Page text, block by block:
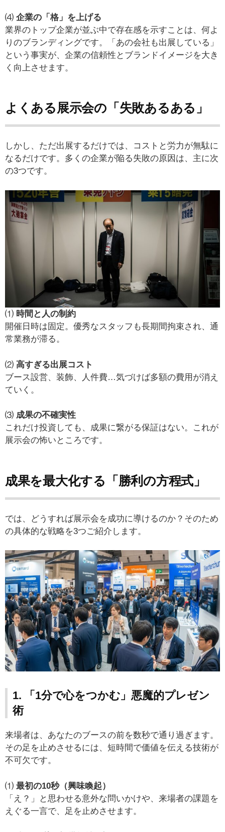
⑷ 企業の「格」を上げる
業界のトップ企業が並ぶ中で存在感を示すことは、何よ
りのブランディングです。「あの会社も出展している」
という事実が、企業の信頼性とブランドイメージを大き
く向上させます。
よくある展示会の「失敗あるある」
しかし、ただ出展するだけでは、コストと労力が無駄に
なるだけです。多くの企業が陥る失敗の原因は、主に次
の3つです。
⑴ 時間と人の制約
開催日時は固定。優秀なスタッフも長期間拘束され、通
常業務が滞る。
⑵ 高すぎる出展コスト
ブース設営、装飾、人件費…気づけば多額の費用が消え
ていく。
⑶ 成果の不確実性
これだけ投資しても、成果に繋がる保証はない。これが
展示会の怖いところです。
成果を最大化する「勝利の方程式」
では、どうすれば展示会を成功に導けるのか？そのため
の具体的な戦略を3つご紹介します。
1. 「1分で心をつかむ」悪魔的プレゼン
術
来場者は、あなたのブースの前を数秒で通り過ぎます。
その足を止めさせるには、短時間で価値を伝える技術が
不可欠です。
⑴ 最初の10秒（興味喚起）
「え？」と思わせる意外な問いかけや、来場者の課題を
えぐる一言で、足を止めさせます。